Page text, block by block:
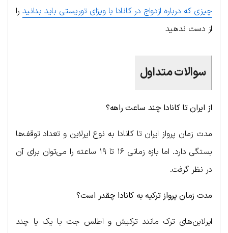
چیزی که درباره ازدواج در کانادا با ویزای توریستی باید بدانید را
از دست ندهید
سوالات متداول
از ایران تا کانادا چند ساعت راهه؟
مدت زمان پرواز ایران تا کانادا به نوع ایرلاین و تعداد توقف‌ها
بستگی دارد. اما بازه زمانی ۱۶ تا ۱۹ ساعته را می‌توان برای آن
در نظر گرفت.
مدت زمان پرواز ترکیه به کانادا چقدر است؟
ایرلاین‌های ترک مانند ترکیش و اطلس جت با یک یا چند